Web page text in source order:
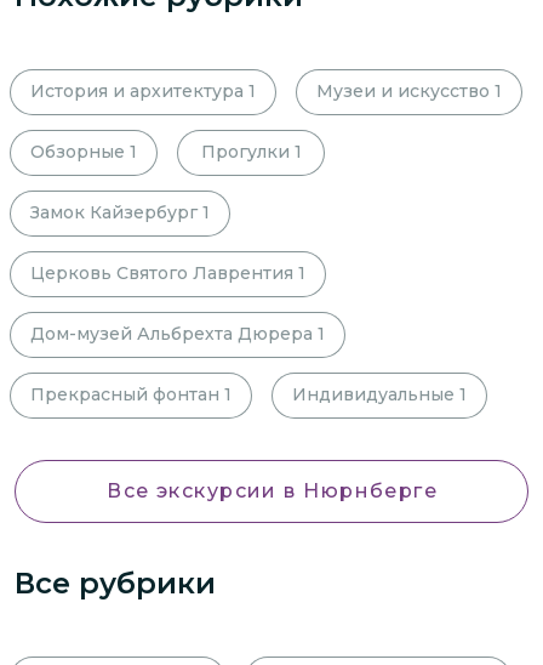
История и архитектура 1 Музеи и искусство 1
Обзорные 1 Прогулки 1
Замок Кайзербург 1
Церковь Святого Лаврентия 1
Дом-музей Альбрехта Дюрера 1
Прекрасный фонтан 1 Индивидуальные 1
Все экскурсии в Нюрнберге
Все рубрики